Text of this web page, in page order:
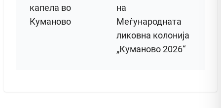
капела во
Куманово
на
Меѓународната
ликовна колонија
„Куманово 2026“